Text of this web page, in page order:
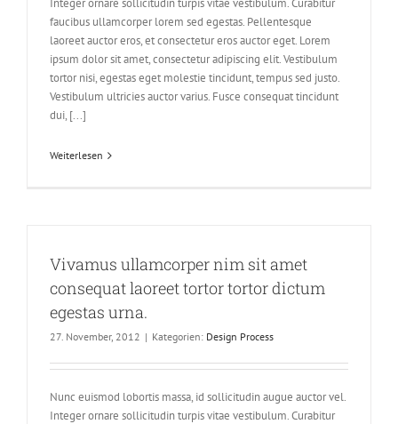
Integer ornare sollicitudin turpis vitae vestibulum. Curabitur
faucibus ullamcorper lorem sed egestas. Pellentesque
laoreet auctor eros, et consectetur eros auctor eget. Lorem
ipsum dolor sit amet, consectetur adipiscing elit. Vestibulum
tortor nisi, egestas eget molestie tincidunt, tempus sed justo.
Vestibulum ultricies auctor varius. Fusce consequat tincidunt
dui, [...]
Weiterlesen
Vivamus ullamcorper nim sit amet
consequat laoreet tortor tortor dictum
egestas urna.
27. November, 2012 | Kategorien: Design Process
Nunc euismod lobortis massa, id sollicitudin augue auctor vel.
Integer ornare sollicitudin turpis vitae vestibulum. Curabitur